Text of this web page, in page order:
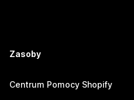
Zasoby
Centrum Pomocy Shopify